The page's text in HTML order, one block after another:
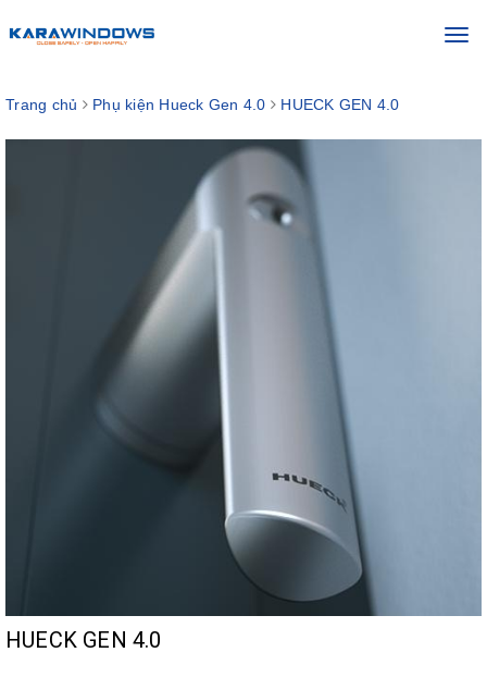
Trang chủ Phụ kiện Hueck Gen 4.0 HUECK GEN 4.0
HUECK GEN 4.0